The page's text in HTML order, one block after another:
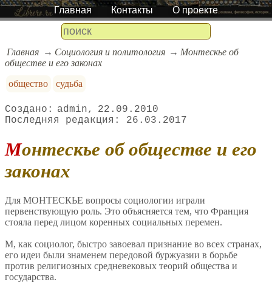
Главная Контакты О проекте
Главная Социология и политология
Монтескье об
обществе и его законах
общество
судьба
admin
22.09.2010
26.03.2017
Монтескье об обществе и его
законах
Для МОНТЕСКЬЕ вопросы социологии играли
первенствующую роль. Это объясняется тем, что Франция
стояла перед лицом коренных социальных перемен.
М, как социолог, быстро завоевал признание во всех странах,
его идеи были знаменем передовой буржуазии в борьбе
против религиозных средневековых теорий общества и
государства.